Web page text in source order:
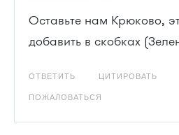
Оставьте нам Крюково,
добавить в скобках
ОТВЕТИТЬ ЦИТИРОВАТЬ
ПОЖАЛОВАТЬСЯ